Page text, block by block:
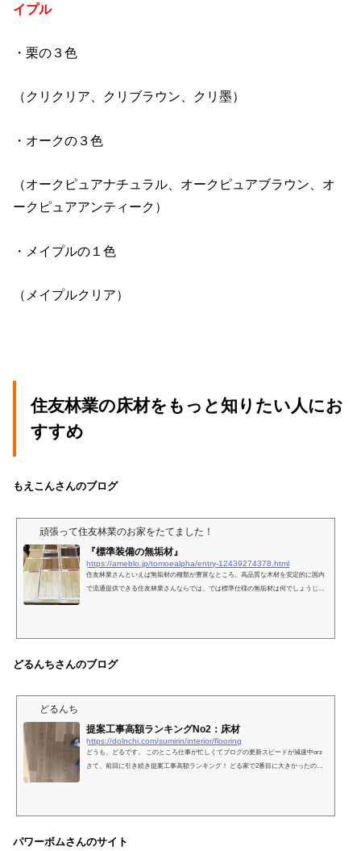
イプル
・栗の３色
（クリクリア、クリブラウン、クリ墨）
・オークの３色
（オークピュアナチュラル、オークピュアブラウン、オ
ークピュアアンティーク）
・メイプルの１色
（メイプルクリア）
住友林業の床材をもっと知りたい人にお
すすめ
もえこんさんのブログ
頑張って住友林業のお家をたてました！
『標準装備の無垢材』
https://ameblo.jp/tomoealpha/entry-12439274378.html
住友林業さんといえば無垢材の種類が豊富なところ。高品質な木材を安定的に国内
で流通提供できる住友林業さんならでは。では標準仕様の無垢材は何でしょうじゃ
どるんちさんのブログ
どるんち
提案工事高額ランキングNo2：床材
https://dolnchi.com/sumirin/interior/flooring
どうも、どるです。 このところ仕事が忙しくてブログの更新スピードが減速中orz
さて、前回に引き続き提案工事高額ランキング！ どる家で2番目に大きかったのも
パワーボムさんのサイト